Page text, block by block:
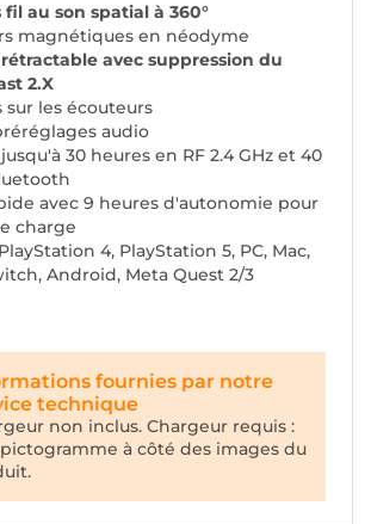
fil au son spatial à 360°
magnétiques en néodyme
avec suppression du
2.X
sur les écouteurs
audio
30 heures en RF 2.4 GHz et 40
avec 9 heures d'autonomie pour
charge
4, PlayStation 5, PC, Mac,
Android, Meta Quest 2/3
fournies par notre
technique
non inclus. Chargeur requis :
à côté des images du